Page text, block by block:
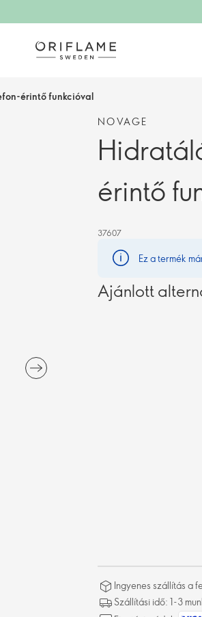
érintő funkcióval
NOVAGE
érintő
37607
Ez a termék
Ajánlott
Ingyenes szállítás a
Szállítási idő: 1-3